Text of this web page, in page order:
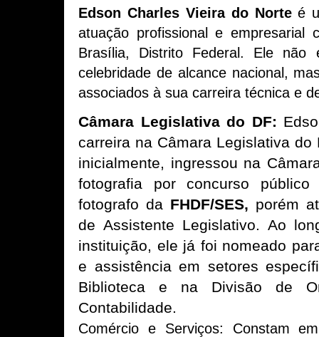
Edson Charles Vieira do Norteé
atuação profissional e empresarial
Brasília, Distrito Federal. Ele
celebridade de alcance nacional,
associados à sua carreira técnica e
Câmara Legislativa do DF:
carreira na Câmara Legislativa
inicialmente, ingressou na
fotografia por concurso
fotografo da FHDF/SES, porém
de Assistente Legislativo. Ao
instituição, ele já foi nomeado
e assistência em setores
Biblioteca e na Divisão de
Contabilidade.
Comércio e Serviços: Constam